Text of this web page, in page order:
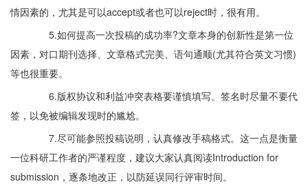
情因素的，尤其是可以accept或者也可以reject时，很有用。
5.如何提高一次投稿的成功率?文章本身的创新性是第一位
因素，对口期刊选择、文章格式完美、语句通顺(尤其符合英文习惯)
等也很重要。
6.版权协议和利益冲突表格要谨慎填写。签名时尽量不要代
签，以免被编辑发现时的尴尬。
7.尽可能参照投稿说明，认真修改手稿格式。这一点是衡量
一位科研工作者的严谨程度，建议大家认真阅读Introduction for
submission，逐条地改正，以防延误同行评审时间。